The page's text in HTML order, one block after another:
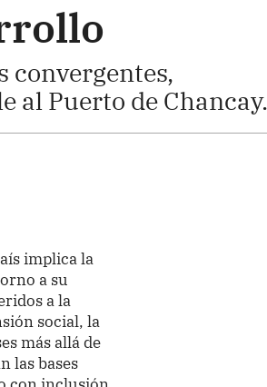
convergentes,
al Puerto de Chancay.
implica la
a su
a la
social, la
más allá de
las bases